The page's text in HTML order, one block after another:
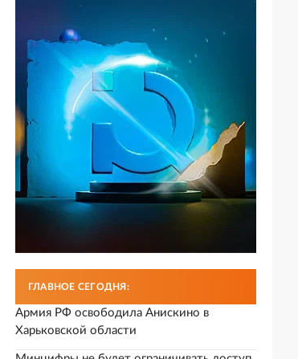
ГЛАВНОЕ СЕГОДНЯ:
Армия РФ освободила Анискино в
Харьковской области